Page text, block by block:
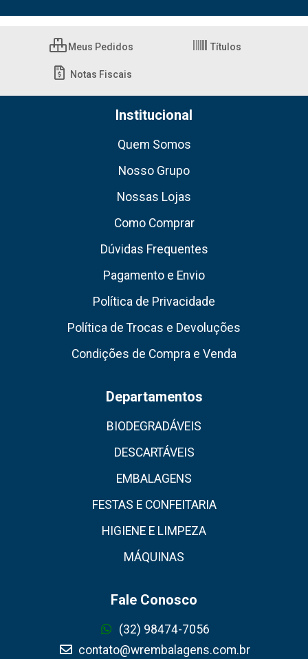
Meus Pedidos Títulos
Notas Fiscais
Institucional
Quem Somos
Nosso Grupo
Nossas Lojas
Como Comprar
Dúvidas Frequentes
Pagamento e Envio
Política de Privacidade
Política de Trocas e Devoluções
Condições de Compra e Venda
Departamentos
BIODEGRADÁVEIS
DESCARTÁVEIS
EMBALAGENS
FESTAS E CONFEITARIA
HIGIENE E LIMPEZA
MÁQUINAS
Fale Conosco
(32) 98474-7056
contato@wrembalagens.com.br